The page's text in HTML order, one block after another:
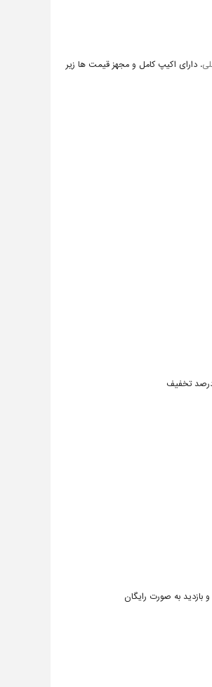
. دارای اکیپ کامل و مجهز قیمت ها زیر
بازدید به صورت رایگان